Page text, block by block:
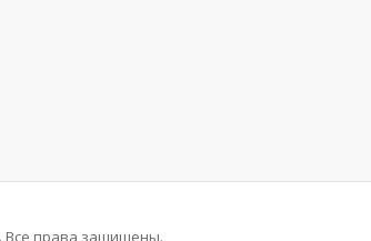
Все права защищены.